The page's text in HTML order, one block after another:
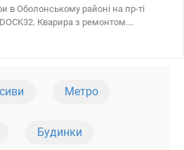
в Оболонському районі на пр-ті
Кварира з ремонтом.
та парк Наталка. У ЖК закритий
Метро
Будинки